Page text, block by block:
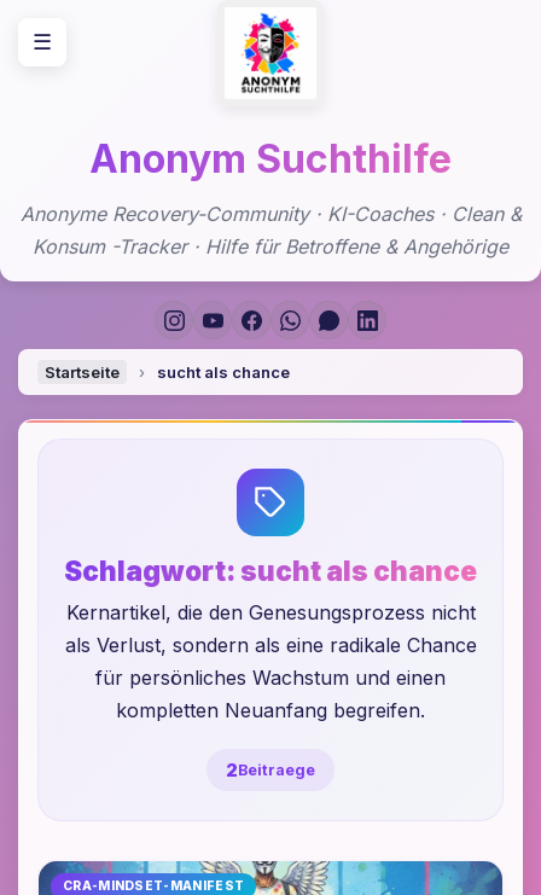
Inhalt
Anonym Suchthilfe
Anonyme Recovery-Community · KI-Coaches · Clean &
Konsum -Tracker · Hilfe für Betroffene & Angehörige
Startseite › sucht als chance
Schlagwort: sucht als chance
Kernartikel, die den Genesungsprozess nicht
als Verlust, sondern als eine radikale Chance
für persönliches Wachstum und einen
kompletten Neuanfang begreifen.
2Beitraege
CRA-MINDSET-MANIFEST
☰